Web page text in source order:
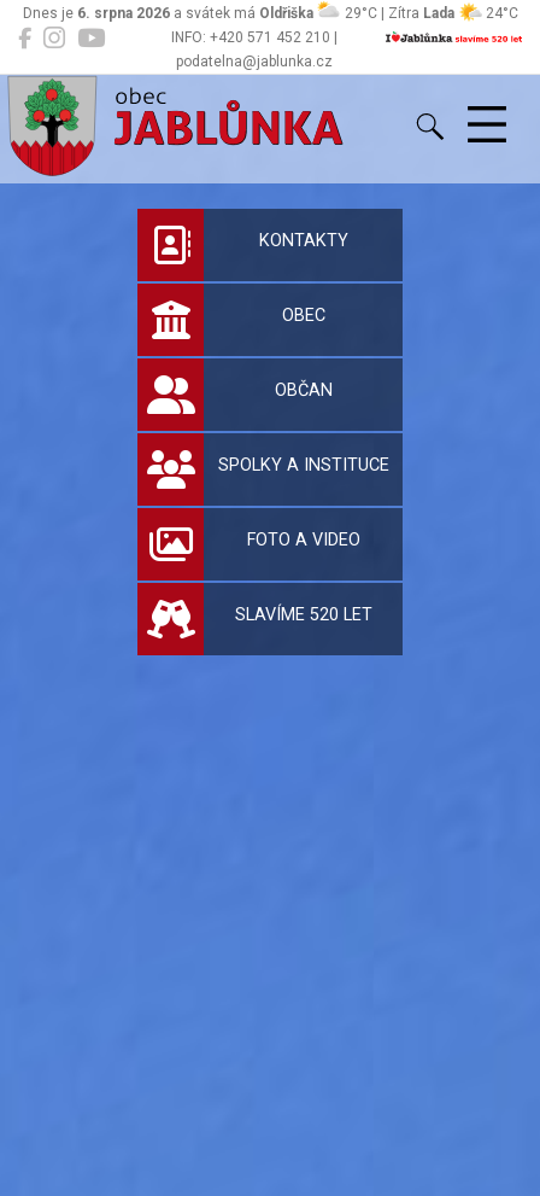
INFO: +420 571 452 210 |
podatelna@jablunka.cz
Dnes je 6. srpna 2026a svátek má Oldřiška 29°C | Zítra Lada 24°C
Jablůnka
Oficiální stránky
KONTAKTY
OBEC
OBČAN
SPOLKY A INSTITUCE
FOTO A VIDEO
SLAVÍME 520 LET